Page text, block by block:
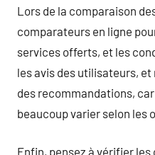
Lors de la comparaison
comparateurs en ligne
services offerts, et les
les avis des utilisateurs, et
des recommandations,
beaucoup varier selon les
Enfin, pensez à vérifier